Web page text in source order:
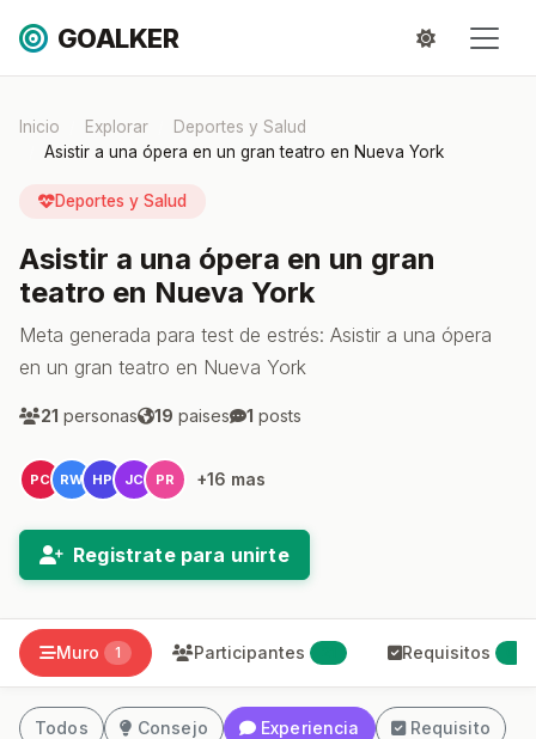
GOALKER
Inicio Explorar
Deportes y Salud
Asistir a una ópera en un gran teatro en Nueva York
Deportes y Salud
Asistir a una ópera en un gran
teatro en Nueva York
Meta generada para test de estrés: Asistir a una ópera
en un gran teatro en Nueva York
21 personas 19 paises 1 posts
PC RW HP JC PR +16 mas
Registrate para unirte
Muro 1 Participantes Requisitos
Todos Consejo Experiencia Requisito